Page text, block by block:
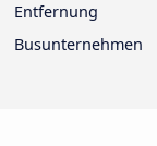
Entfernung
Busunternehmen